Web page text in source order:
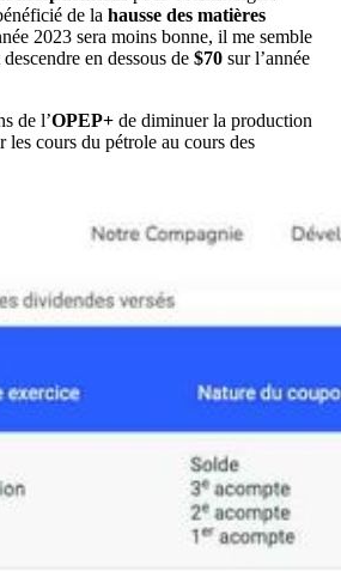
de la hausse des matières
2023 sera moins bonne, il me semble
en dessous de $70 sur l’année
de l’OPEP+ de diminuer la production
les cours du pétrole au cours des